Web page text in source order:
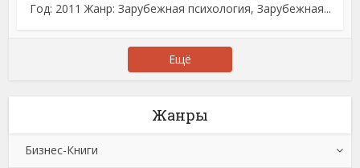
Год: 2011 Жанр: Зарубежная психология, Зарубежная...
Ещё
Жанры
Бизнес-Книги